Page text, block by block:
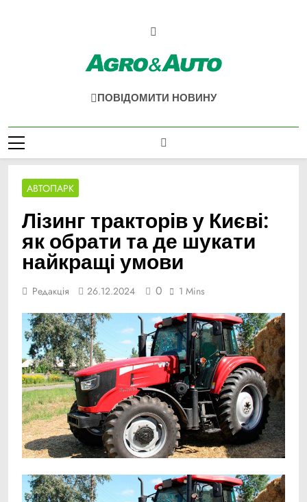
Agro & Auto
Новини Агротеху Та Логістики
ПОВІДОМИТИ НОВИНУ
АВТОПАРК
Лізинг тракторів у Києві:
як обрати та де шукати
найкращі умови
Редакція 26.12.2024 0 1 Mins